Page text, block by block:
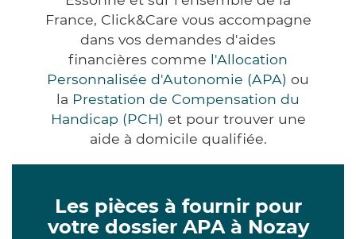
France, Click&Care vous accompagne
dans vos demandes d'aides
financières comme l'Allocation
Personnalisée d'Autonomie (APA) ou
la Prestation de Compensation du
Handicap (PCH) et pour trouver une
aide à domicile qualifiée.
Les pièces à fournir pour
votre dossier APA à Nozay